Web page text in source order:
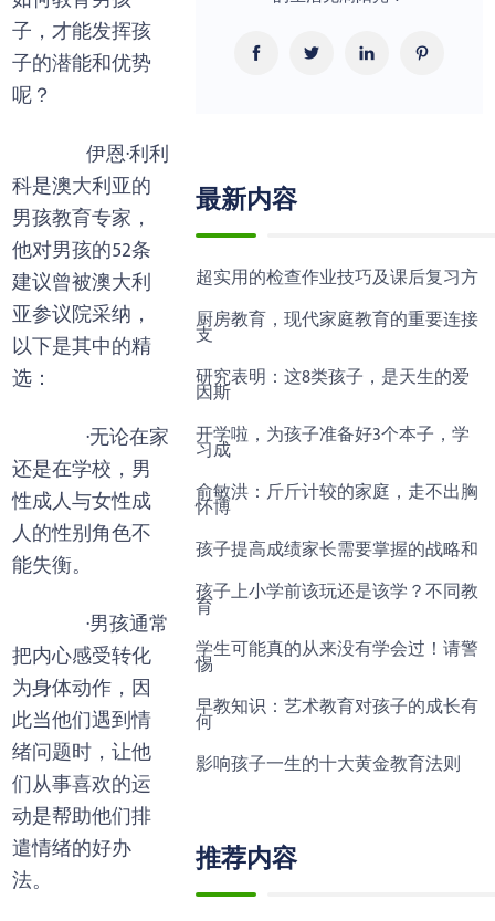
子，才能发挥孩
子的潜能和优势
呢？
伊恩·利利
科是澳大利亚的
男孩教育专家，
他对男孩的52条
建议曾被澳大利
亚参议院采纳，
以下是其中的精
选：
·无论在家
还是在学校，男
性成人与女性成
人的性别角色不
能失衡。
·男孩通常
把内心感受转化
为身体动作，因
此当他们遇到情
绪问题时，让他
们从事喜欢的运
动是帮助他们排
遣情绪的好办
法。
最新内容
超实用的检查作业技巧及课后复习方
厨房教育，现代家庭教育的重要连接
支
研究表明：这8类孩子，是天生的爱
因斯
开学啦，为孩子准备好3个本子，学
习成
俞敏洪：斤斤计较的家庭，走不出胸
怀博
孩子提高成绩家长需要掌握的战略和
孩子上小学前该玩还是该学？不同教
育
学生可能真的从来没有学会过！请警
惕
早教知识：艺术教育对孩子的成长有
何
影响孩子一生的十大黄金教育法则
推荐内容